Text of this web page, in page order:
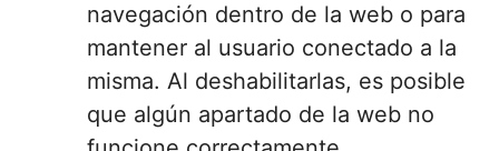
navegación dentro de la web o para
mantener al usuario conectado a la
misma. Al deshabilitarlas, es posible
que algún apartado de la web no